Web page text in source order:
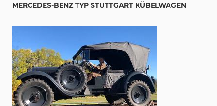
MERCEDES-BENZ TYP STUTTGART KÜBELWAGEN